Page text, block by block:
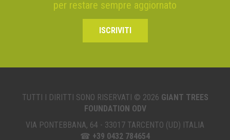
per restare sempre aggiornato
ISCRIVITI
TUTTI I DIRITTI SONO RISERVATI © 2026 GIANT TREES
FOUNDATION ODV
VIA PONTEBBANA, 64 - 33017 TARCENTO (UD) ITALIA
☎ +39 0432 784654